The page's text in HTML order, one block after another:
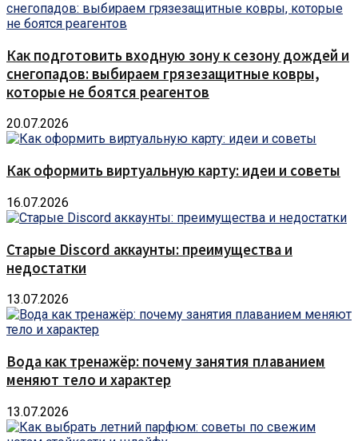
Как подготовить входную зону к сезону дождей и
снегопадов: выбираем грязезащитные ковры,
которые не боятся реагентов
20.07.2026
Как оформить виртуальную карту: идеи и советы
16.07.2026
Старые Discord аккаунты: преимущества и
недостатки
13.07.2026
Вода как тренажёр: почему занятия плаванием
меняют тело и характер
13.07.2026